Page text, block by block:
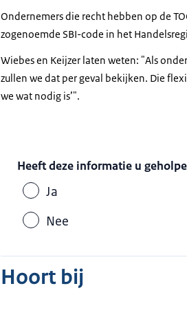
Ondernemers die recht hebben op de
zogenoemde SBI-code in het
Wiebes en Keijzer laten weten: "Als
zullen we dat per geval bekijken. Die
we wat nodig is’".
Heeft deze informatie u
Ja
Nee
Hoort bij